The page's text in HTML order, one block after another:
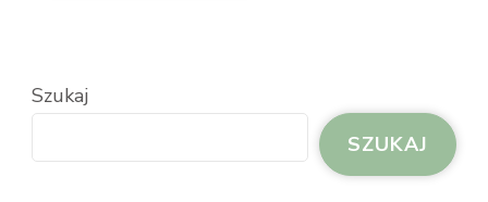
Szukaj
SZUKAJ